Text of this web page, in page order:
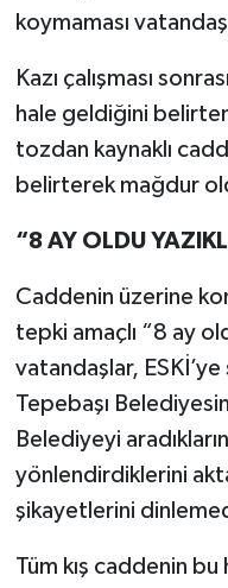
koymaması
Kazı çalışması
hale geldiğini
tozdan kaynaklı
belirterek mağdur
“8 AY OLDU
Caddenin üzerine
tepki amaçlı “8 ay
vatandaşlar,
Tepebaşı
Belediyeyi
yönlendirdiklerini
şikayetlerini
Tüm kış caddenin bu